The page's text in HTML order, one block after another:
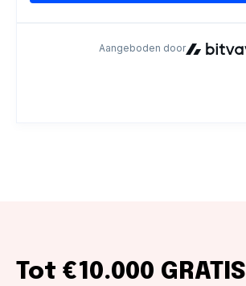
Tot €10.000 GRATIS